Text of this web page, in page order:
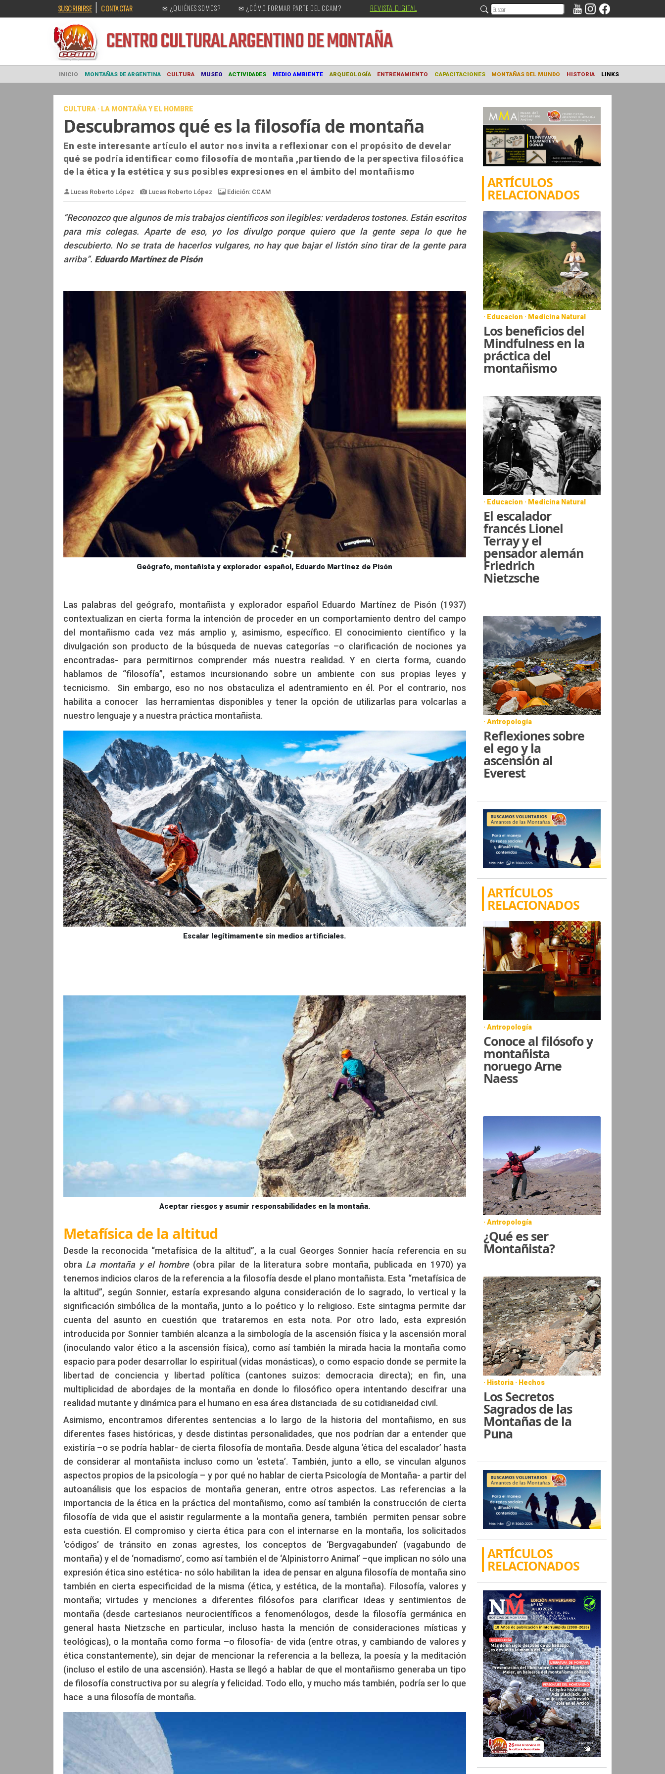
SUSCRIBIRSE | CONTACTAR ✉ ¿QUIÉNES SOMOS? ✉ ¿CÓMO FORMAR PARTE DEL CCAM? REVISTA DIGITAL
CENTRO CULTURALARGENTINO DE MONTAÑA
INICIO MONTAÑAS DE ARGENTINA CULTURA MUSEO ACTIVIDADES MEDIO AMBIENTE ARQUEOLOGÍA ENTRENAMIENTO CAPACITACIONES MONTAÑAS DEL MUNDO HISTORIA
CULTURA · LA MONTAÑA Y EL HOMBRE
Descubramos qué es la filosofía de montaña
En este interesante artículo el autor nos invita a reflexionar con el propósito de develar
qué se podría identificar como filosofía de montaña ,partiendo de la perspectiva filosófica
de la ética y la estética y sus posibles expresiones en el ámbito del montañismo
Lucas Roberto López Lucas Roberto López Edición: CCAM
“Reconozco que algunos de mis trabajos científicos son ilegibles: verdaderos tostones. Están escritos
para mis colegas. Aparte de eso, yo los divulgo porque quiero que la gente sepa lo que he
descubierto. No se trata de hacerlos vulgares, no hay que bajar el listón sino tirar de la gente para
arriba”. Eduardo Martínez de Pisón
Geógrafo, montañista y explorador español, Eduardo Martínez de Pisón
Las palabras del geógrafo, montañista y explorador español Eduardo Martínez de Pisón (1937)
contextualizan en cierta forma la intención de proceder en un comportamiento dentro del campo
del montañismo cada vez más amplio y, asimismo, específico. El conocimiento científico y la
divulgación son producto de la búsqueda de nuevas categorías –o clarificación de nociones ya
encontradas- para permitirnos comprender más nuestra realidad. Y en cierta forma, cuando
hablamos de “filosofía”, estamos incursionando sobre un ambiente con sus propias leyes y
tecnicismo. Sin embargo, eso no nos obstaculiza el adentramiento en él. Por el contrario, nos
habilita a conocer las herramientas disponibles y tener la opción de utilizarlas para volcarlas a
nuestro lenguaje y a nuestra práctica montañista.
Escalar legítimamente sin medios artificiales.
Aceptar riesgos y asumir responsabilidades en la montaña.
Metafísica de la altitud
Desde la reconocida “metafísica de la altitud”, a la cual Georges Sonnier hacía referencia en su
obra La montaña y el hombre(obra pilar de la literatura sobre montaña, publicada en 1970) ya
tenemos indicios claros de la referencia a la filosofía desde el plano montañista. Esta “metafísica de
la altitud”, según Sonnier, estaría expresando alguna consideración de lo sagrado, lo vertical y la
significación simbólica de la montaña, junto a lo poético y lo religioso. Este sintagma permite dar
cuenta del asunto en cuestión que trataremos en esta nota. Por otro lado, esta expresión
introducida por Sonnier también alcanza a la simbología de la ascensión física y la ascensión moral
(inoculando valor ético a la ascensión física), como así también la mirada hacia la montaña como
espacio para poder desarrollar lo espiritual (vidas monásticas), o como espacio donde se permite la
libertad de conciencia y libertad política (cantones suizos: democracia directa); en fin, una
multiplicidad de abordajes de la montaña en donde lo filosófico opera intentando descifrar una
realidad mutante y dinámica para el humano en esa área distanciada de su cotidianeidad civil.
Asimismo, encontramos diferentes sentencias a lo largo de la historia del montañismo, en sus
diferentes fases históricas, y desde distintas personalidades, que nos podrían dar a entender que
existiría –o se podría hablar- de cierta filosofía de montaña. Desde alguna ‘ética del escalador’ hasta
de considerar al montañista incluso como un ‘esteta’. También, junto a ello, se vinculan algunos
aspectos propios de la psicología – y por qué no hablar de cierta Psicología de Montaña- a partir del
autoanálisis que los espacios de montaña generan, entre otros aspectos. Las referencias a la
importancia de la ética en la práctica del montañismo, como así también la construcción de cierta
filosofía de vida que el asistir regularmente a la montaña genera, también permiten pensar sobre
esta cuestión. El compromiso y cierta ética para con el internarse en la montaña, los solicitados
‘códigos’ de tránsito en zonas agrestes, los conceptos de ‘Bergvagabunden’ (vagabundo de
montaña) y el de ‘nomadismo’, como así también el de ‘Alpinistorro Animal’ –que implican no sólo una
expresión ética sino estética- no sólo habilitan la idea de pensar en alguna filosofía de montaña sino
también en cierta especificidad de la misma (ética, y estética, de la montaña). Filosofía, valores y
montaña; virtudes y menciones a diferentes filósofos para clarificar ideas y sentimientos de
montaña (desde cartesianos neurocientíficos a fenomenólogos, desde la filosofía germánica en
general hasta Nietzsche en particular, incluso hasta la mención de consideraciones místicas y
teológicas), o la montaña como forma –o filosofía- de vida (entre otras, y cambiando de valores y
ética constantemente), sin dejar de mencionar la referencia a la belleza, la poesía y la meditación
(incluso el estilo de una ascensión). Hasta se llegó a hablar de que el montañismo generaba un tipo
de filosofía constructiva por su alegría y felicidad. Todo ello, y mucho más también, podría ser lo que
hace a una filosofía de montaña.
ARTÍCULOS
RELACIONADOS
· Educacion · Medicina Natural
Los beneficios del
Mindfulness en la
práctica del
montañismo
· Educacion · Medicina Natural
El escalador
francés Lionel
Terray y el
pensador alemán
Friedrich
Nietzsche
· Antropología
Reflexiones sobre
el ego y la
ascensión al
Everest
ARTÍCULOS
RELACIONADOS
· Antropología
Conoce al filósofo y
montañista
noruego Arne
Naess
· Antropología
¿Qué es ser
Montañista?
· Historia · Hechos
Los Secretos
Sagrados de las
Montañas de la
Puna
ARTÍCULOS
RELACIONADOS